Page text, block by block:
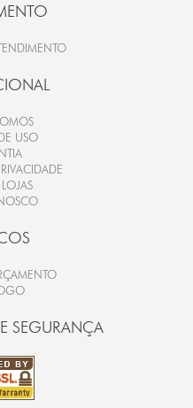
USO
SEGURANÇA